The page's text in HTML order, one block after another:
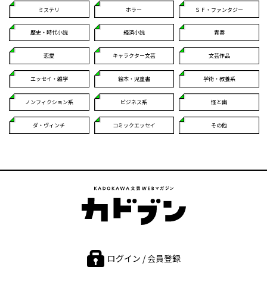
ミステリ ホラー ＳＦ・ファンタジー
歴史・時代小説 経済小説 青春
恋愛 キャラクター文芸 文芸作品
エッセイ・雑学 絵本・児童書 学術・教養系
ノンフィクション系 ビジネス系 怪と幽
ダ・ヴィンチ コミックエッセイ その他
ログイン / 会員登録